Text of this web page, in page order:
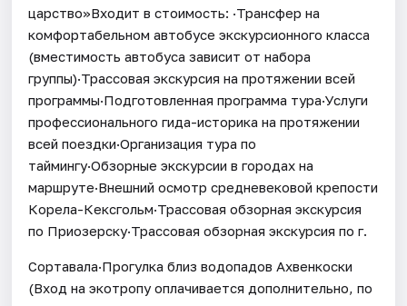
царство»Входит в стоимость: ·Трансфер на
комфортабельном автобусе экскурсионного класса
(вместимость автобуса зависит от набора
группы)·Трассовая экскурсия на протяжении всей
программы·Подготовленная программа тура·Услуги
профессионального гида-историка на протяжении
всей поездки·Организация тура по
таймингу·Обзорные экскурсии в городах на
маршруте·Внешний осмотр средневековой крепости
Корела-Кексгольм·Трассовая обзорная экскурсия
по Приозерску·Трассовая обзорная экскурсия по г.
Сортавала·Прогулка близ водопадов Ахвенкоски
(Вход на экотропу оплачивается дополнительно, по